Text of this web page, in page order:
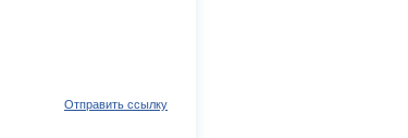
Отправить ссылку